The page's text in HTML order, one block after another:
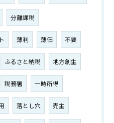
分離課税
薄利 薄価 不要
ふるさと納税 地方創生
税務署 一時所得
落とし穴 売主